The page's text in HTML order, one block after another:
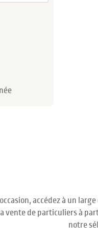
accédez à un
vente de particuliers à
notre